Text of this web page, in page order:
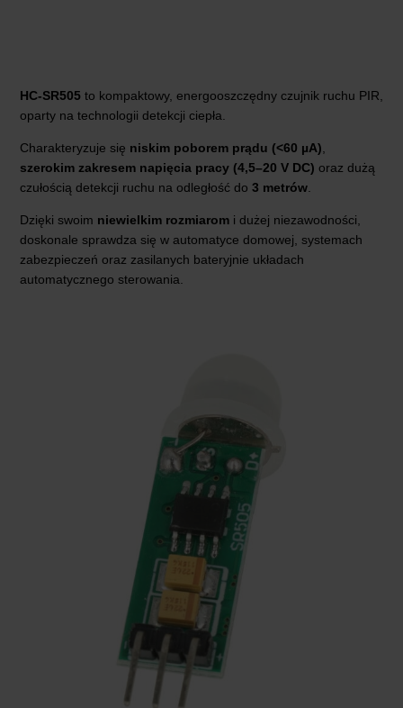
HC-SR505 to kompaktowy, energooszczędny czujnik ruchu PIR,
oparty na technologii detekcji ciepła.
Charakteryzuje się niskim poborem prądu (<60 µA)
szerokim zakresem napięcia pracy (4,5–20 V DC) oraz dużą
czułością detekcji ruchu na odległość do 3 metrów
Dzięki swoim niewielkim rozmiarom i dużej niezawodności,
doskonale sprawdza się w automatyce domowej, systemach
zabezpieczeń oraz zasilanych bateryjnie układach
automatycznego sterowania.